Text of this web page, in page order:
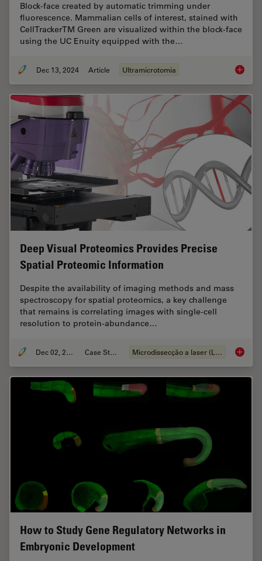
Block-face created by automatic trimming under
fluorescence. Mammalian cells of interest, stained with
CellTrackerTM Green are visualized within the block-face
using the UC Enuity equipped with the…
Dec 13, 2024 Article Ultramicrotomia How to
Deep Visual Proteomics Provides Precise
Spatial Proteomic Information
Despite the availability of imaging methods and mass
spectroscopy for spatial proteomics, a key challenge
that remains is correlating images with single-cell
resolution to protein-abundance…
Dec 02, 2024 Case Study Microdissecção a laser (LMD) Deep
How to Study Gene Regulatory Networks in
Embryonic Development